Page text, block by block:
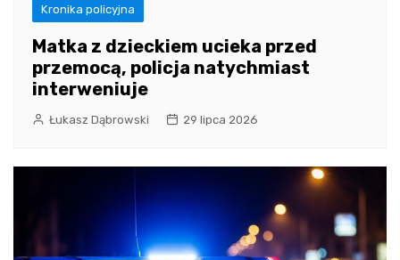
Kronika policyjna
Matka z dzieckiem ucieka przed
przemocą, policja natychmiast
interweniuje
Łukasz Dąbrowski 29 lipca 2026